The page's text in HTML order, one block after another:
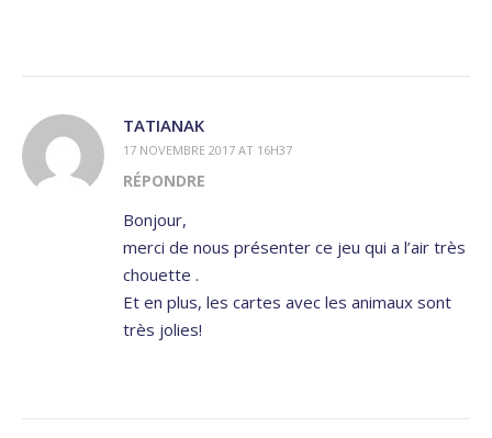
TATIANAK
17 NOVEMBRE 2017 AT 16H37
RÉPONDRE
Bonjour,
merci de nous présenter ce jeu qui a l’air très
chouette .
Et en plus, les cartes avec les animaux sont
très jolies!